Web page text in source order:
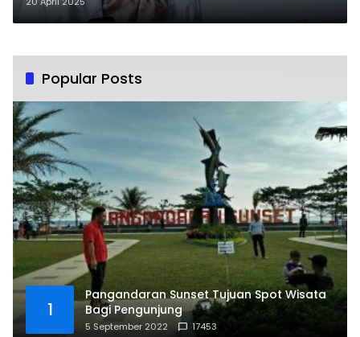
Popular Posts
1
Pangandaran Sunset Tujuan Spot Wisata
Bagi Pengunjung
5 September 2022 17453